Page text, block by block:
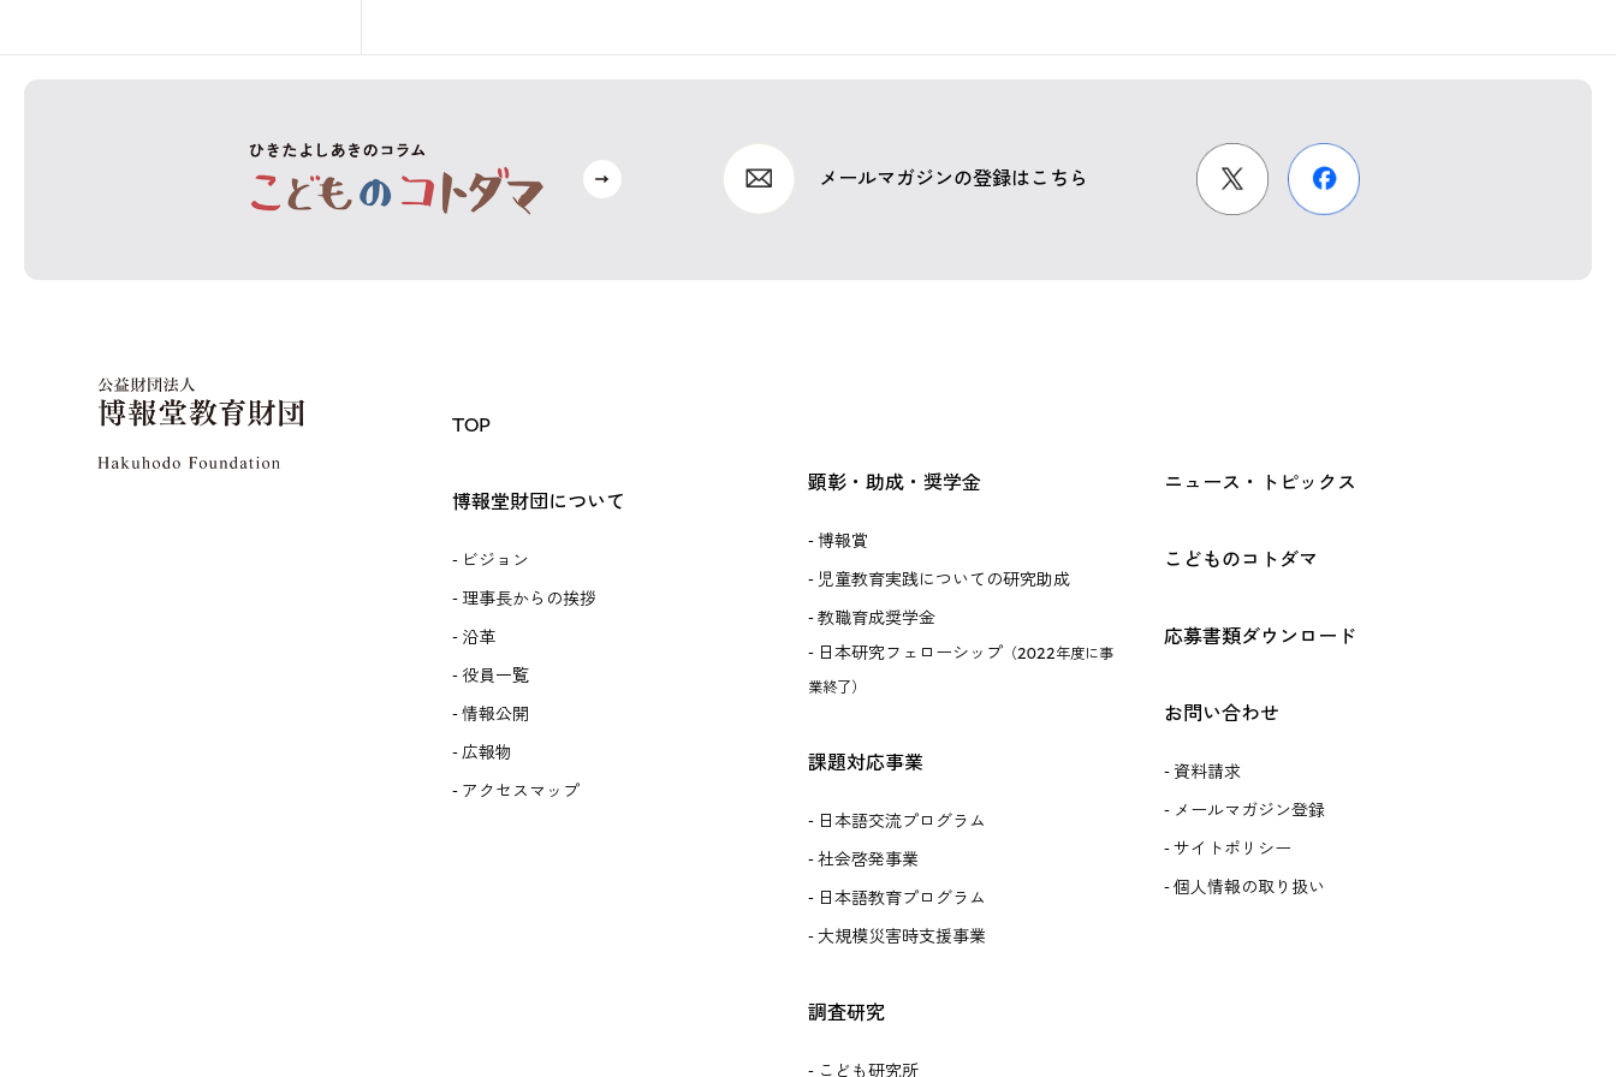
メールマガジンの登録はこちら
TOP
博報堂財団について
ビジョン
理事長からの挨拶
沿革
役員一覧
情報公開
広報物
アクセスマップ
顕彰・助成・奨学金
博報賞
児童教育実践についての研究助成
教職育成奨学金
日本研究フェローシップ （2022年度に事
業終了）
課題対応事業
日本語交流プログラム
社会啓発事業
日本語教育プログラム
大規模災害時支援事業
調査研究
こども研究所
ニュース・トピックス
こどものコトダマ
応募書類ダウンロード
お問い合わせ
資料請求
メールマガジン登録
サイトポリシー
個人情報の取り扱い